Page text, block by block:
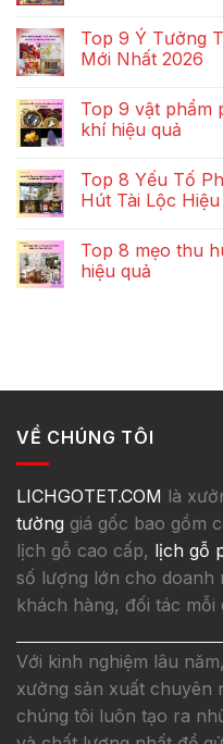
Top 9 Ý Tưởng
Mới Nhất 2026
Top 9 vật phẩm
khí hiệu quả
Top 8 Yếu Tố
Hút Tài Lộc Hiệu
Top 8 mẹo thu
hiệu quả
VỀ CHÚNG TÔI
LICHGOTET.COM là
tường giá gốc bao gồm
lịch gỗ cao cấp, lịch gỗ
số lượng lớn cho doanh
khách hàng, đối tác mỗi
Với kinh nghiệm lâu
xưởng sản xuất chuyên
chúng tôi luôn tạo ra